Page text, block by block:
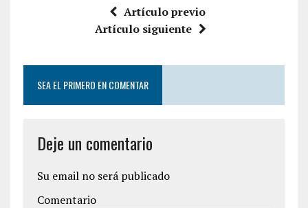
Artículo previo
Artículo siguiente
SEA EL PRIMERO EN COMENTAR
Deje un comentario
Su email no será publicado
Comentario